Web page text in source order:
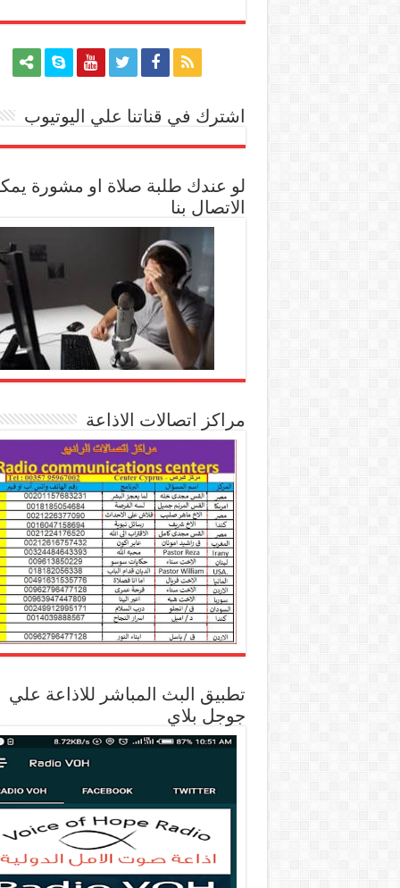
اشترك في قناتنا علي اليوتيوب
لو عندك طلبة صلاة او مشورة
الاتصال بنا
مراكز اتصالات الاذاعة
تطبيق البث المباشر للاذاعة علي
جوجل بلاي